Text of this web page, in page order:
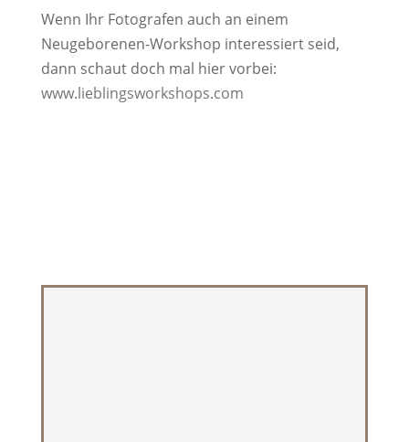
Wenn Ihr Fotografen auch an einem
Neugeborenen-Workshop interessiert seid,
dann schaut doch mal hier vorbei:
www.lieblingsworkshops.com